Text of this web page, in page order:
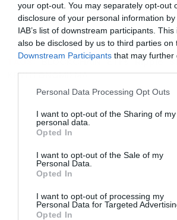
your opt-out. You may separately opt-out
disclosure of your personal information
IAB’s list of downstream participants.
also be disclosed by us to third parties on
Downstream Participants that may further
Personal Data Processing Opt Outs
I want to opt-out of the Sharing of my
personal data.
Opted In
I want to opt-out of the Sale of my
Personal Data.
Opted In
I want to opt-out of processing my
Personal Data for Targeted
Opted In
News για άμεση και έγκυρη
ενημέρωση!
TAGS: BLOCKCHAIN ETFs Ripple
ΚΡΥΠΤΟΝΟΜΙΣΜΑ